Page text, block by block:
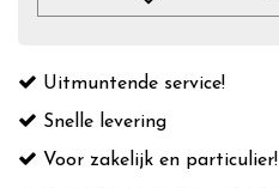
Uitmuntende service!
Snelle levering
Voor zakelijk en particulier!